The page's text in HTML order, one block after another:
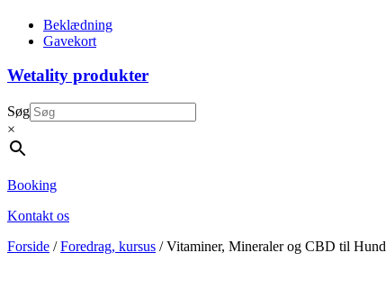
Beklædning
Gavekort
Wetality produkter
Søg
×
Booking
Kontakt os
Forside /Foredrag, kursus / Vitaminer, Mineraler og CBD til Hund